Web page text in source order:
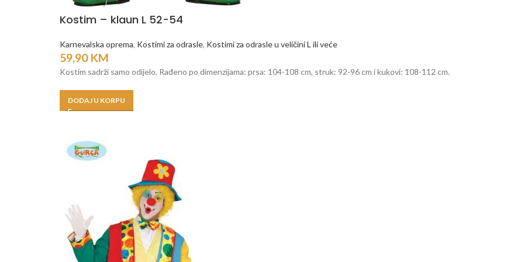
Kostim – klaun L 52-54
Karnevalska oprema, Kostimi za odrasle, Kostimi za odrasle u veličini L ili veće
59,90 KM
Kostim sadrži samo odijelo. Rađeno po dimenzijama: prsa: 104-108 cm, struk: 92-96 cm i kukovi: 108-112 cm.
DODAJ U KORPU